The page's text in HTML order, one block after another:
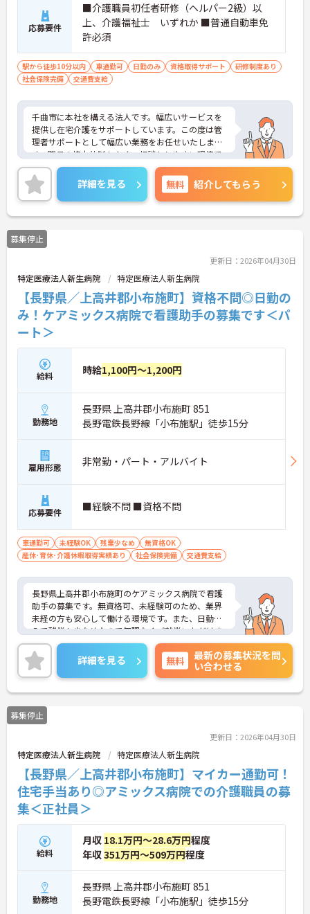
応募要件
■介護職員初任者研修（ヘルパー2級）以
上、介護福祉士 いずれか ■普通自動車免
許必須
駅から徒歩10分以内 車通勤可 日勤のみ 資格取得サポート
研修制度あり
社会保険完備
交通費支給
千曲市に本社を構える法人です。幅広いサービスを
提供し在宅介護をサポートしています。この度は管
理者サポートとして幅広い業務をお任せいたしま
す。職員の協力体制もよく、相談もしやすい環境で
す。日勤帯のご勤務ですので、ご家庭やプライベー
トとの両立もでき無理なく働けます。ご興味ある方
には、面接対策ポイントなど、さらに詳細をお話し
いたしますのでお気軽にご相談ください！
詳細を見る 無料 紹介してもらう
募集停止
更新日：2026年04月30日
特定医療法人新生病院 特定医療法人新生病院
【長野県／上高井郡小布施町】資格不問◎日勤の
み！ケアミックス病院で看護助手の募集です＜パ
ート＞
給料 時給1,100円～1,200円
勤務地
長野県 上高井郡小布施町 851
長野電鉄長野線「小布施駅」徒歩15分
雇用形態 非常勤・パート・アルバイト
応募要件 ■経験不問 ■資格不問
車通勤可 未経験OK 残業少なめ
無資格OK
産休･育休･介護休暇取得実績あり
社会保険完備 交通費支給
長野県上高井郡小布施町のケアミックス病院で看護
助手の募集です。無資格可、未経験可のため、業界
未経の方も安心して働ける環境です。また、日勤の
みで残業も少なめなので無理なくご就業いただけま
す。ご興味のある方は、面接のポイントをお伝えし
ますのでご相談ください。
詳細を見る 無料
最新の募集状況を問
い合わせる
募集停止
更新日：2026年04月30日
特定医療法人新生病院 特定医療法人新生病院
【長野県／上高井郡小布施町】マイカー通勤可！
住宅手当あり◎アミックス病院での介護職員の募
集＜正社員＞
給料
月収 18.1万円～28.6万円程度
年収351万円～509万円程度
勤務地
長野県 上高井郡小布施町 851
長野電鉄長野線「小布施駅」徒歩15分